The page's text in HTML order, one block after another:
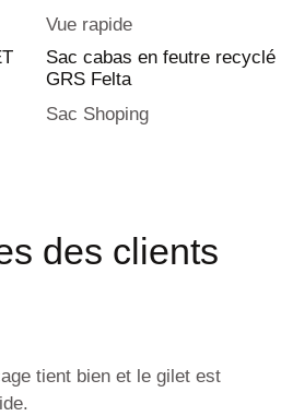
Vue rapide
Sac cabas en feutre recyclé
GRS Felta
Sac Shoping
des clients
tient bien et le gilet est